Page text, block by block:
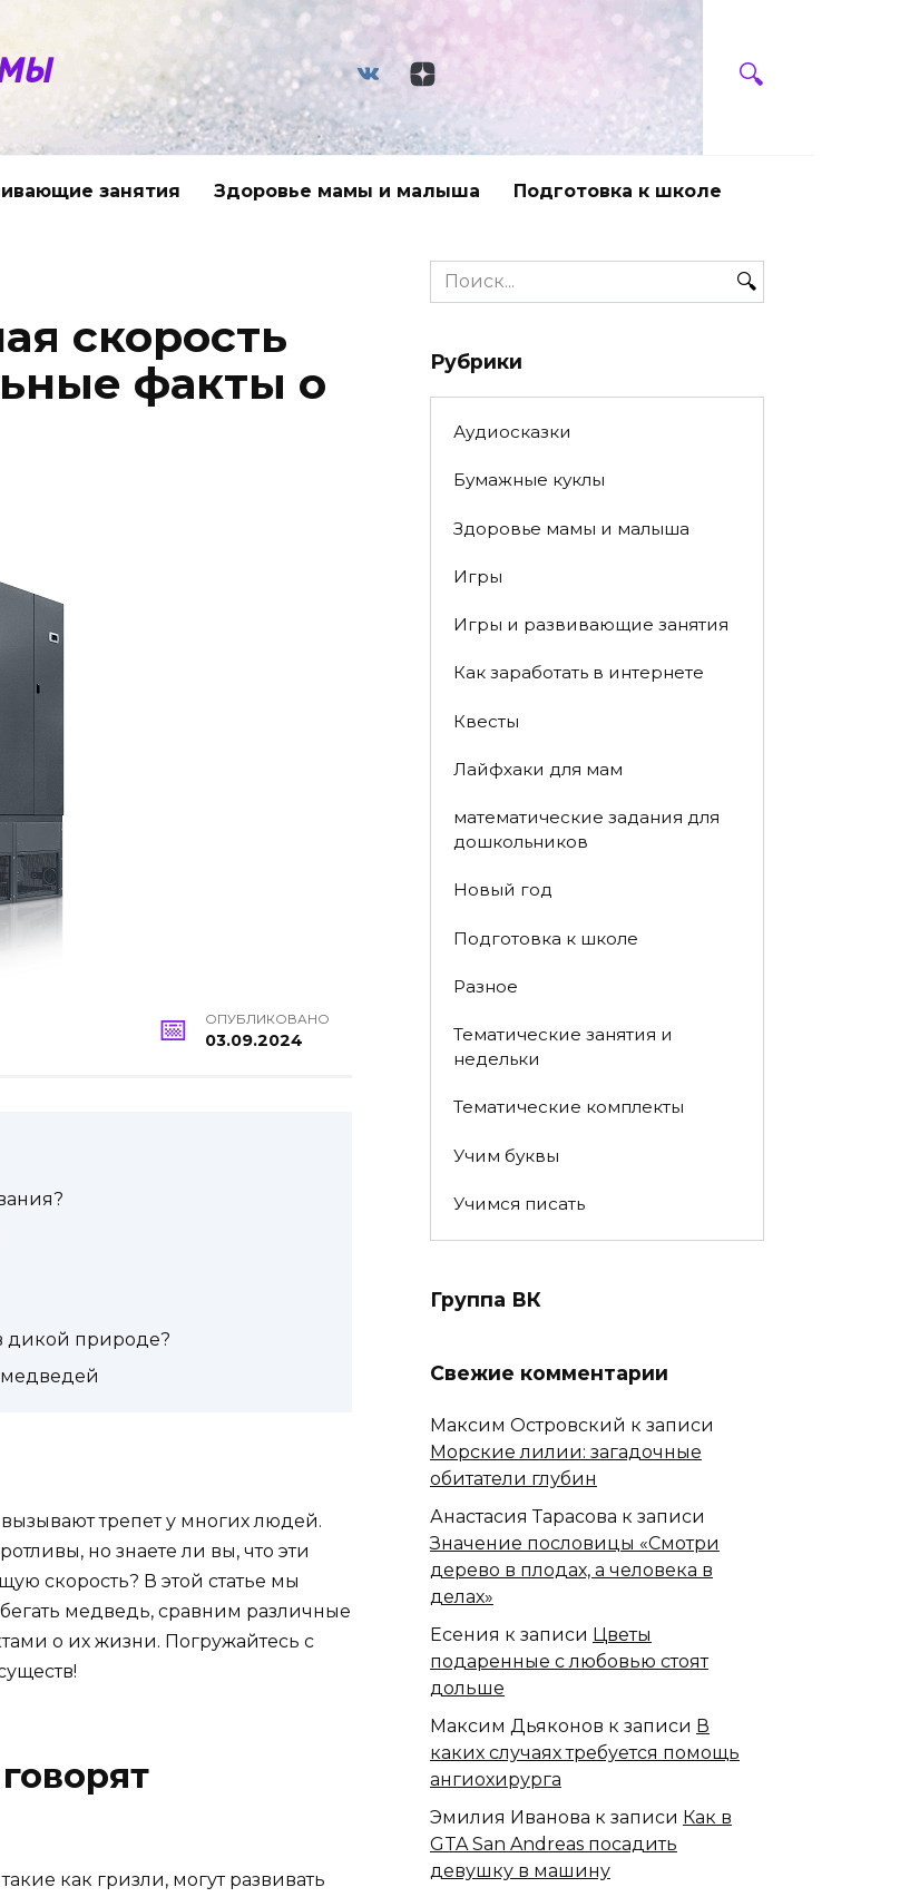
занятия Здоровье мамы и малыша Подготовка к школе
скорость
факты о
ОПУБЛИКОВАНО
03.09.2024
дикой природе?
трепет у многих людей.
но знаете ли вы, что эти
скорость? В этой статье мы
медведь, сравним различные
о их жизни. Погружайтесь с
как гризли, могут развивать
Search
for:
Рубрики
Аудиосказки
Бумажные куклы
Здоровье мамы и малыша
Игры
Игры и развивающие занятия
Как заработать в интернете
Квесты
Лайфхаки для мам
математические задания для
дошкольников
Новый год
Подготовка к школе
Разное
Тематические занятия и
недельки
Тематические комплекты
Учим буквы
Учимся писать
Группа ВК
Свежие комментарии
Максим Островский к записи
Морские лилии: загадочные
обитатели глубин
Анастасия Тарасова к записи
Значение пословицы «Смотри
дерево в плодах, а человека в
делах»
Есения к записи Цветы
подаренные с любовью стоят
дольше
Максим Дьяконов к записи В
каких случаях требуется помощь
ангиохирурга
Эмилия Иванова к записи Как в
GTA San Andreas посадить
девушку в машину